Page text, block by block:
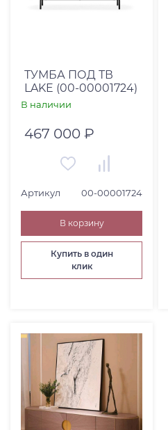
ТУМБА ПОД ТВ
LAKE (00-00001724)
В наличии
467 000 ₽
Артикул 00-00001724
В корзину
Купить в один
клик